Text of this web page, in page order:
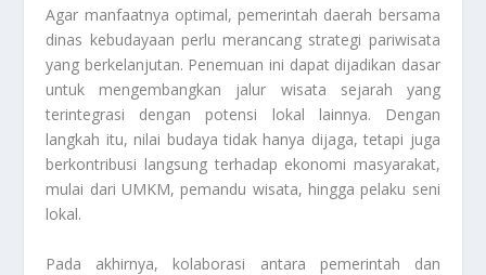
Agar manfaatnya optimal, pemerintah daerah bersama
dinas kebudayaan perlu merancang strategi pariwisata
yang berkelanjutan. Penemuan ini dapat dijadikan dasar
untuk mengembangkan jalur wisata sejarah yang
terintegrasi dengan potensi lokal lainnya. Dengan
langkah itu, nilai budaya tidak hanya dijaga, tetapi juga
berkontribusi langsung terhadap ekonomi masyarakat,
mulai dari UMKM, pemandu wisata, hingga pelaku seni
lokal.
Pada akhirnya, kolaborasi antara pemerintah dan